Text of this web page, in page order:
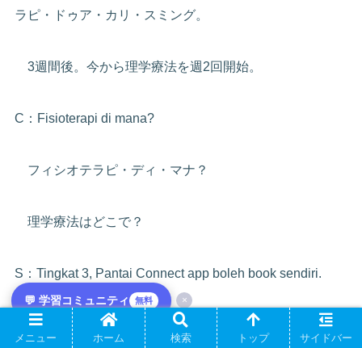
ラピ・ドゥア・カリ・スミング。
3週間後。今から理学療法を週2回開始。
C：Fisioterapi di mana?
フィシオテラピ・ディ・マナ？
理学療法はどこで？
S：Tingkat 3, Pantai Connect app boleh book sendiri.
ティンカッ・ティガ、パンタイ・コネクト・アップ・
💬 学習コミュニティ 無料 ×
メニュー ホーム 検索 トップ サイドバー